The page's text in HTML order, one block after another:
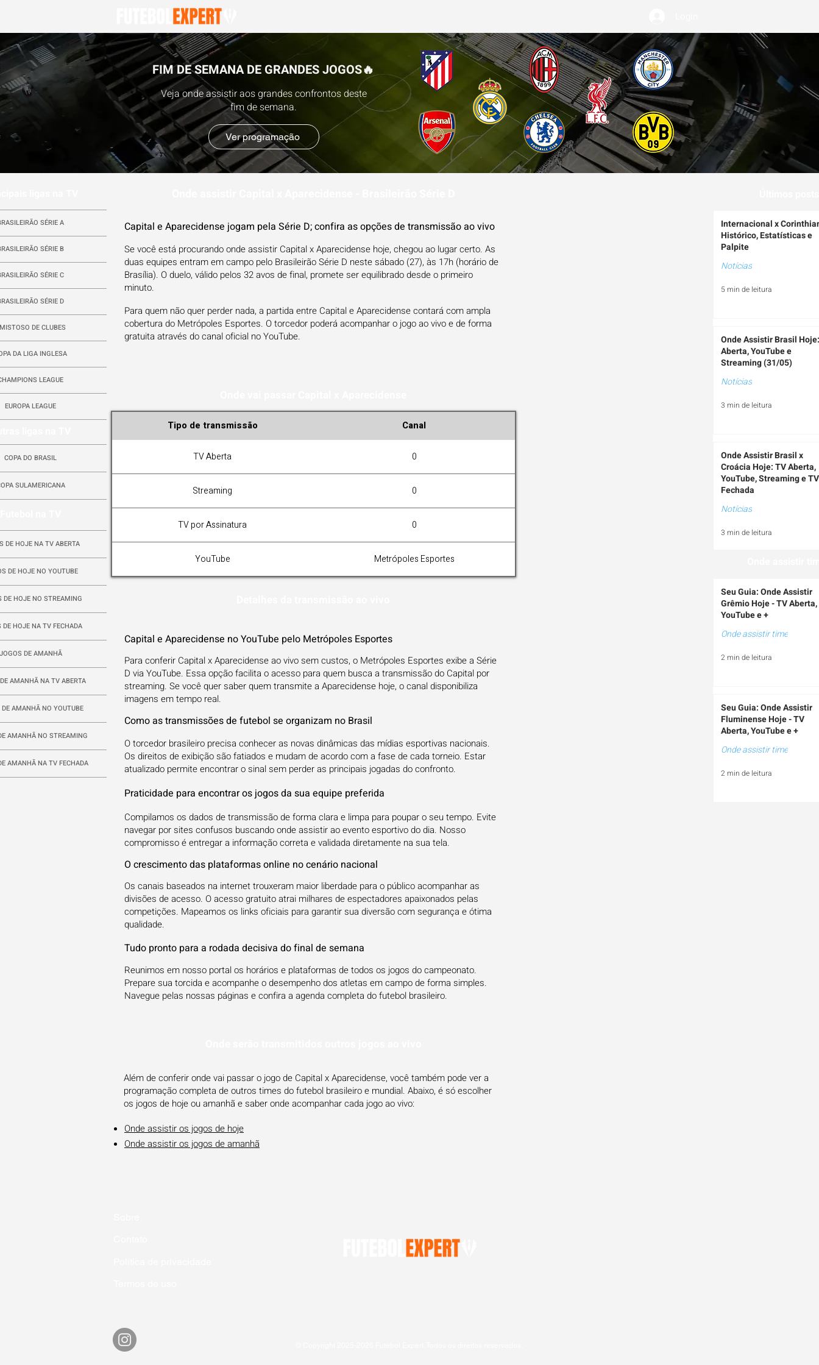
FIM DE SEMANA DE GRANDES JOGOS🔥
Veja onde assistir aos grandes confrontos deste
fim de semana.
Ver programação
SÉRIE A
SÉRIE B
SÉRIE C
SÉRIE D
DE CLUBES
DA LIGA INGLESA
LEAGUE
EUROPA LEAGUE
COPA DO BRASIL
SULAMERICANA
DE HOJE NA TV ABERTA
DE HOJE NO YOUTUBE
DE HOJE NO STREAMING
DE HOJE NA TV FECHADA
DE AMANHÃ
AMANHÃ NA TV ABERTA
AMANHÃ NO YOUTUBE
AMANHÃ NO STREAMING
AMANHÃ NA TV FECHADA
Capital e Aparecidense jogam pela Série D; confira as opções de transmissão ao vivo
Se você está procurando onde assistir Capital x Aparecidense hoje, chegou ao lugar certo. As
duas equipes entram em campo pelo Brasileirão Série D neste sábado (27), às 17h (horário de
Brasília). O duelo, válido pelos 32 avos de final, promete ser equilibrado desde o primeiro
minuto.
Para quem não quer perder nada, a partida entre Capital e Aparecidense contará com ampla
cobertura do Metrópoles Esportes. O torcedor poderá acompanhar o jogo ao vivo e de forma
gratuita através do canal oficial no YouTube.
Tipo de transmissão Canal
TV Aberta 0
Streaming 0
TV por Assinatura 0
YouTube Metrópoles Esportes
Capital e Aparecidense no YouTube pelo Metrópoles Esportes
Para conferir Capital x Aparecidense ao vivo sem custos, o Metrópoles Esportes exibe a Série
D via YouTube. Essa opção facilita o acesso para quem busca a transmissão do Capital por
streaming. Se você quer saber quem transmite a Aparecidense hoje, o canal disponibiliza
imagens em tempo real.
Como as transmissões de futebol se organizam no Brasil
O torcedor brasileiro precisa conhecer as novas dinâmicas das mídias esportivas nacionais.
Os direitos de exibição são fatiados e mudam de acordo com a fase de cada torneio. Estar
atualizado permite encontrar o sinal sem perder as principais jogadas do confronto.
Praticidade para encontrar os jogos da sua equipe preferida
Compilamos os dados de transmissão de forma clara e limpa para poupar o seu tempo. Evite
navegar por sites confusos buscando onde assistir ao evento esportivo do dia. Nosso
compromisso é entregar a informação correta e validada diretamente na sua tela.
O crescimento das plataformas online no cenário nacional
Os canais baseados na internet trouxeram maior liberdade para o público acompanhar as
divisões de acesso. O acesso gratuito atrai milhares de espectadores apaixonados pelas
competições. Mapeamos os links oficiais para garantir sua diversão com segurança e ótima
qualidade.
Tudo pronto para a rodada decisiva do final de semana
Reunimos em nosso portal os horários e plataformas de todos os jogos do campeonato.
Prepare sua torcida e acompanhe o desempenho dos atletas em campo de forma simples.
Navegue pelas nossas páginas e confira a agenda completa do futebol brasileiro.
Internacional x
Histórico, Estatísticas e
Palpite
Notícias
5 min de leitura
Onde Assistir Brasil
Aberta, YouTube e
Streaming (31/05)
Notícias
3 min de leitura
Onde Assistir Brasil x
Croácia Hoje: TV Aberta,
YouTube, Streaming e TV
Fechada
Notícias
3 min de leitura
Seu Guia: Onde Assistir
Grêmio Hoje - TV Aberta,
YouTube e +
Onde assistir time
2 min de leitura
Seu Guia: Onde Assistir
Fluminense Hoje - TV
Aberta, YouTube e +
Onde assistir time
2 min de leitura
Além de conferir onde vai passar o jogo de Capital x Aparecidense, você também pode ver a
programação completa de outros times do futebol brasileiro e mundial. Abaixo, é só escolher
os jogos de hoje ou amanhã e saber onde acompanhar cada jogo ao vivo:
Onde assistir os jogos de hoje
Onde assistir os jogos de amanhã